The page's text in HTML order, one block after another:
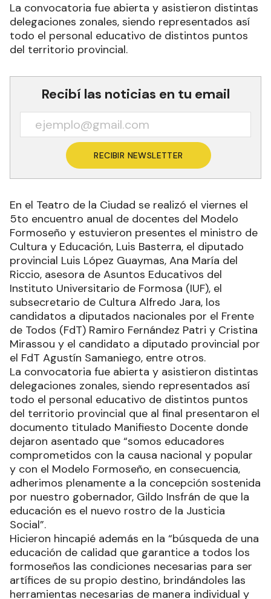
La convocatoria fue abierta y asistieron distintas
delegaciones zonales, siendo representados así
todo el personal educativo de distintos puntos
del territorio provincial.
Recibí las noticias en tu email
RECIBIR NEWSLETTER
En el Teatro de la Ciudad se realizó el viernes el
5to encuentro anual de docentes del Modelo
Formoseño y estuvieron presentes el ministro de
Cultura y Educación, Luis Basterra, el diputado
provincial Luis López Guaymas, Ana María del
Riccio, asesora de Asuntos Educativos del
Instituto Universitario de Formosa (IUF), el
subsecretario de Cultura Alfredo Jara, los
candidatos a diputados nacionales por el Frente
de Todos (FdT) Ramiro Fernández Patri y Cristina
Mirassou y el candidato a diputado provincial por
el FdT Agustín Samaniego, entre otros.
La convocatoria fue abierta y asistieron distintas
delegaciones zonales, siendo representados así
todo el personal educativo de distintos puntos
del territorio provincial que al final presentaron el
documento titulado Manifiesto Docente donde
dejaron asentado que “somos educadores
comprometidos con la causa nacional y popular
y con el Modelo Formoseño, en consecuencia,
adherimos plenamente a la concepción sostenida
por nuestro gobernador, Gildo Insfrán de que la
educación es el nuevo rostro de la Justicia
Social”.
Hicieron hincapié además en la “búsqueda de una
educación de calidad que garantice a todos los
formoseños las condiciones necesarias para ser
artífices de su propio destino, brindándoles las
herramientas necesarias de manera individual y